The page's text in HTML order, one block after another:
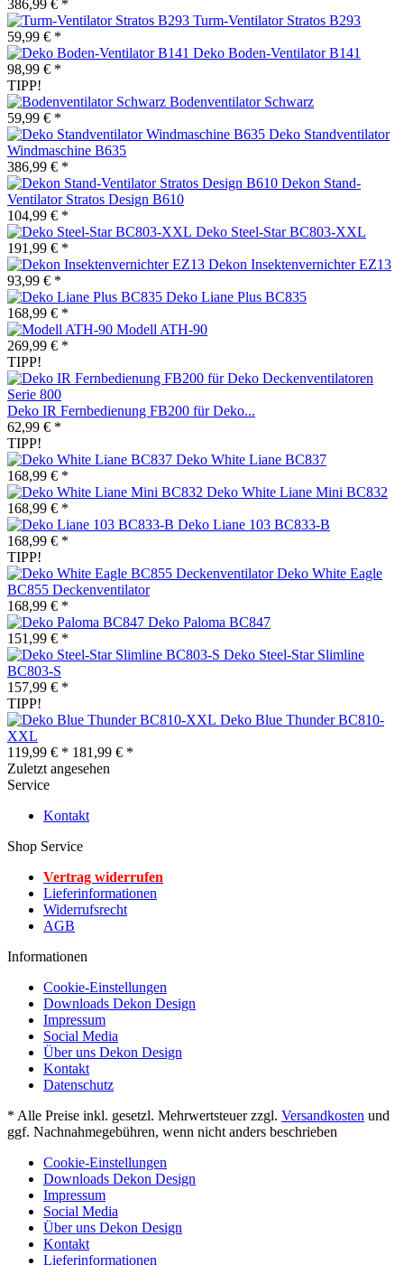
386,99 € *
Turm-Ventilator Stratos B293
59,99 € *
Deko Boden-Ventilator B141
98,99 € *
TIPP!
Bodenventilator Schwarz
59,99 € *
Deko Standventilator
Windmaschine B635
386,99 € *
Dekon Stand-
Ventilator Stratos Design B610
104,99 € *
Deko Steel-Star BC803-XXL
191,99 € *
Dekon Insektenvernichter EZ13
93,99 € *
Deko Liane Plus BC835
168,99 € *
Modell ATH-90
269,99 € *
TIPP!
Deko IR Fernbedienung FB200 für Deko...
62,99 € *
TIPP!
Deko White Liane BC837
168,99 € *
Deko White Liane Mini BC832
168,99 € *
Deko Liane 103 BC833-B
168,99 € *
TIPP!
Deko White Eagle
BC855 Deckenventilator
168,99 € *
Deko Paloma BC847
151,99 € *
Deko Steel-Star Slimline
BC803-S
157,99 € *
TIPP!
Deko Blue Thunder BC810-
XXL
119,99 € * 181,99 € *
Zuletzt angesehen
Service
Kontakt
Shop Service
Vertrag widerrufen
Lieferinformationen
Widerrufsrecht
AGB
Informationen
Cookie-Einstellungen
Downloads Dekon Design
Impressum
Social Media
Über uns Dekon Design
Kontakt
Datenschutz
* Alle Preise inkl. gesetzl. Mehrwertsteuer zzgl. Versandkosten und
ggf. Nachnahmegebühren, wenn nicht anders beschrieben
Cookie-Einstellungen
Downloads Dekon Design
Impressum
Social Media
Über uns Dekon Design
Kontakt
Lieferinformationen